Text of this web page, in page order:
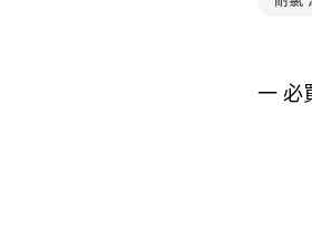
一 必